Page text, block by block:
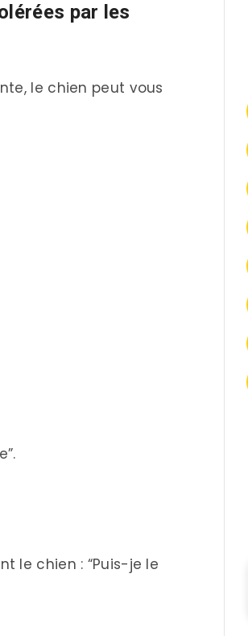
par les
le chien peut vous
le chien : “Puis-je le